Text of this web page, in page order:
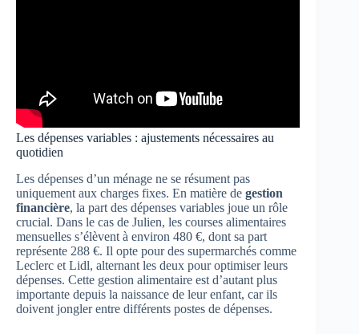
Les dépenses variables : ajustements nécessaires au
quotidien
Les dépenses d’un ménage ne se résument pas
uniquement aux charges fixes. En matière de gestion
financière, la part des dépenses variables joue un rôle
crucial. Dans le cas de Julien, les courses alimentaires
mensuelles s’élèvent à environ 480 €, dont sa part
représente 288 €. Il opte pour des supermarchés comme
Leclerc et Lidl, alternant les deux pour optimiser leurs
dépenses. Cette gestion alimentaire est d’autant plus
importante depuis la naissance de leur enfant, car ils
doivent jongler entre différents postes de dépenses.